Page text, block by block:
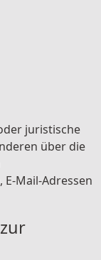
juristische
über die
Mail-Adressen